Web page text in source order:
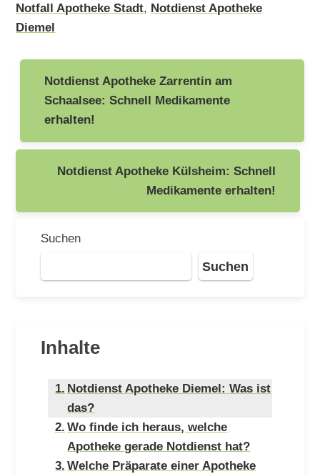
Notfall Apotheke Stadt, Notdienst Apotheke
Diemel
Beitragsnavigation
Notdienst Apotheke Zarrentin am
Schaalsee: Schnell Medikamente
erhalten!
Notdienst Apotheke Külsheim: Schnell
Medikamente erhalten!
Suchen
Suchen
Inhalte
Notdienst Apotheke Diemel: Was ist
das?
Wo finde ich heraus, welche
Apotheke gerade Notdienst hat?
Welche Präparate einer Apotheke